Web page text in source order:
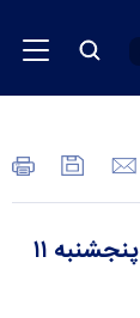
قیمت دلار و یورو مرکز مبادله ایران؛ امروز پنجشنبه ۱۱